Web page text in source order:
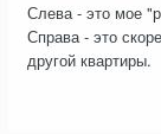
Слева - это мое
Справа - это
другой квартиры.